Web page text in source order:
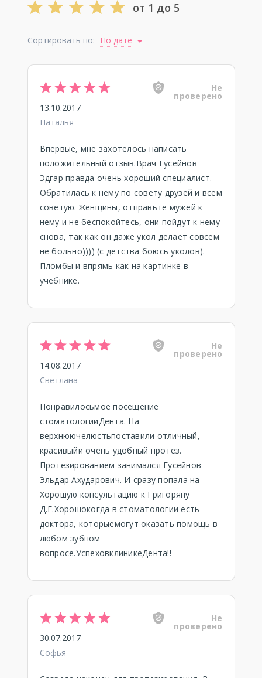
от 1 до 5
Сортировать по: По дате
Не
проверено
13.10.2017
Наталья
Впервые, мне захотелось написать
положительный отзыв.Врач Гусейнов
Эдгар правда очень хороший специалист.
Обратилась к нему по совету друзей и всем
советую. Женщины, отправьте мужей к
нему и не беспокойтесь, они пойдут к нему
снова, так как он даже укол делает совсем
не больно)))) (с детства боюсь уколов).
Пломбы и впрямь как на картинке в
учебнике.
Не
проверено
14.08.2017
Светлана
Понравилосьмоё посещение
стоматологииДента. На
верхнюючелюстьпоставили отличный,
красивыйи очень удобный протез.
Протезированием занимался Гусейнов
Эльдар Ахударович. И сразу попала на
Хорошую консультацию к Григоряну
Д.Г.Хорошокогда в стоматологии есть
доктора, которыемогут оказать помощь в
любом зубном
вопросе.УспеховклиникеДента!!
Не
проверено
30.07.2017
Софья